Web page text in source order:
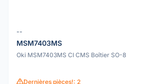
--
MSM7403MS
Oki MSM7403MS CI CMS Boîtier SO-8
Dernières pièces!: 2